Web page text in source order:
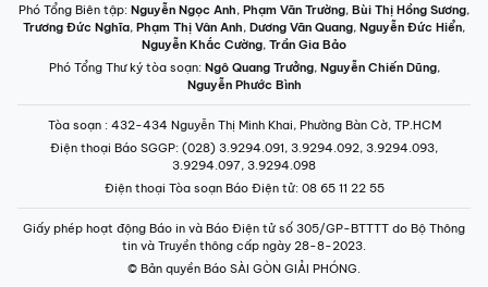
Phó Tổng Biên tập: Nguyễn Ngọc Anh, Phạm Văn Trường, Bùi Thị Hồng Sương,
Trương Đức Nghĩa, Phạm Thị Vân Anh, Dương Văn Quang, Nguyễn Đức Hiển,
Nguyễn Khắc Cường, Trần Gia Bảo
Phó Tổng Thư ký tòa soạn: Ngô Quang Trưởng, Nguyễn Chiến Dũng,
Nguyễn Phước Bình
Tòa soạn : 432-434 Nguyễn Thị Minh Khai, Phường Bàn Cờ, TP.HCM
Điện thoại Báo SGGP: (028) 3.9294.091, 3.9294.092, 3.9294.093,
3.9294.097, 3.9294.098
Điện thoại Tòa soạn Báo Điện tử: 08 65 11 22 55
Giấy phép hoạt động Báo in và Báo Điện tử số 305/GP-BTTTT do Bộ Thông
tin và Truyền thông cấp ngày 28-8-2023.
© Bản quyền Báo SÀI GÒN GIẢI PHÓNG.